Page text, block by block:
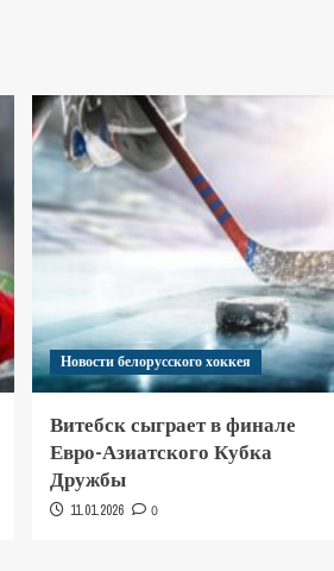
Новости белорусского хоккея
Витебск сыграет в финале
Евро-Азиатского Кубка
Дружбы
11.01.2026 0